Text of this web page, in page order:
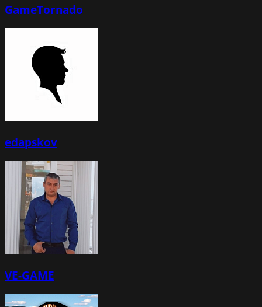
GameTornado
edapskov
VE-GAME